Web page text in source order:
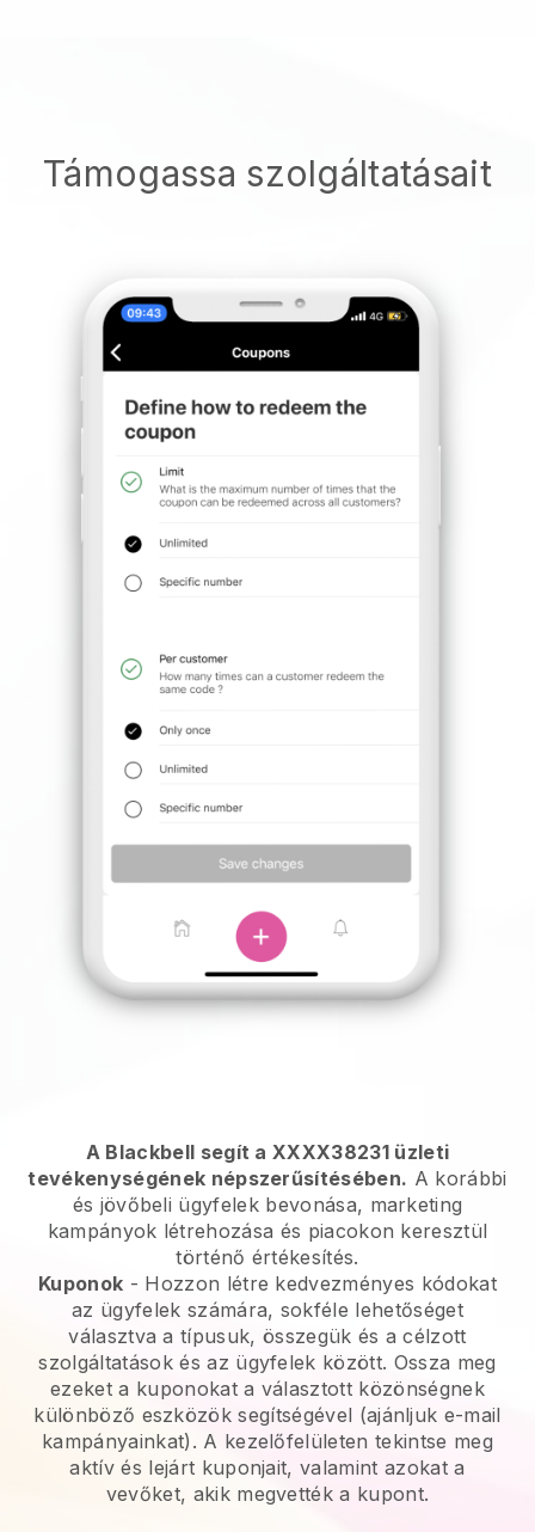
Támogassa szolgáltatásait
A Blackbell segít a XXXX38231 üzleti
tevékenységének népszerűsítésében. A korábbi
és jövőbeli ügyfelek bevonása, marketing
kampányok létrehozása és piacokon keresztül
történő értékesítés.
Kuponok - Hozzon létre kedvezményes kódokat
az ügyfelek számára, sokféle lehetőséget
választva a típusuk, összegük és a célzott
szolgáltatások és az ügyfelek között. Ossza meg
ezeket a kuponokat a választott közönségnek
különböző eszközök segítségével (ajánljuk e-mail
kampányainkat). A kezelőfelületen tekintse meg
aktív és lejárt kuponjait, valamint azokat a
vevőket, akik megvették a kupont.